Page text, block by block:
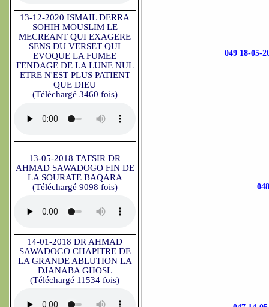
13-12-2020 ISMAIL DERRA
SOHIH MOUSLIM LE
MECREANT QUI EXAGERE
SENS DU VERSET QUI
EVOQUE LA FUMEE
FENDAGE DE LA LUNE NUL
ETRE N'EST PLUS PATIENT
QUE DIEU
(Téléchargé 3460 fois)
13-05-2018 TAFSIR DR
AHMAD SAWADOGO FIN DE
LA SOURATE BAQARA
(Téléchargé 9098 fois)
14-01-2018 DR AHMAD
SAWADOGO CHAPITRE DE
LA GRANDE ABLUTION LA
DJANABA GHOSL
(Téléchargé 11534 fois)
049 18-05-